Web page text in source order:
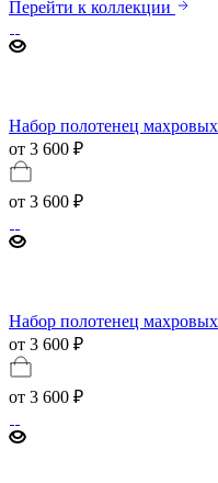
Перейти к коллекции
Набор полотенец
от 3 600 ₽
от 3 600 ₽
Набор полотенец
от 3 600 ₽
от 3 600 ₽